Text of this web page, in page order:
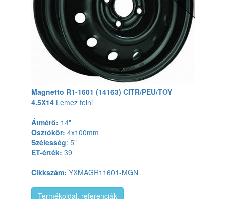
Magnetto R1-1601 (14163) CITR/PEU/TOY
4.5X14 Lemez felni
Átmérő: 14"
Osztókör: 4x100mm
Szélesség: 5"
ET-érték: 39
Cikkszám: YXMAGR11601-MGN
Termékoldal, referenciák